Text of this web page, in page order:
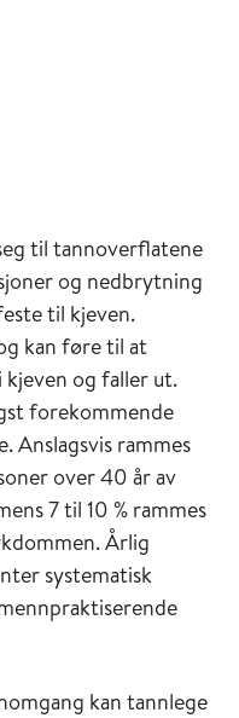
til tannoverflatene
og nedbrytning
til kjeven.
kan føre til at
og faller ut.
forekommende
Anslagsvis rammes
over 40 år av
7 til 10 % rammes
Årlig
systematisk
kan tannlege